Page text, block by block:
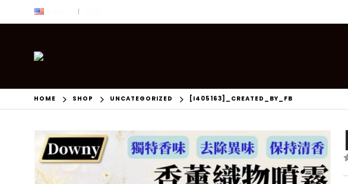
|
HOME SHOP UNCATEGORIZED [I405163]_CREATED_BY_FB